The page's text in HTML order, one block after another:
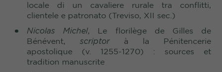
locale di un cavaliere rurale tra conflitti,
clientele e patronato (Treviso, XII sec.)
Nicolas Michel, Le florilège de Gilles de
Bénévent,scriptor à la Pénitencerie
apostolique (v.
1255-1270) : sources et
tradition manuscrite